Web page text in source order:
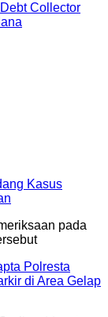
Collector
Kasus
Polresta
di Area Gelap